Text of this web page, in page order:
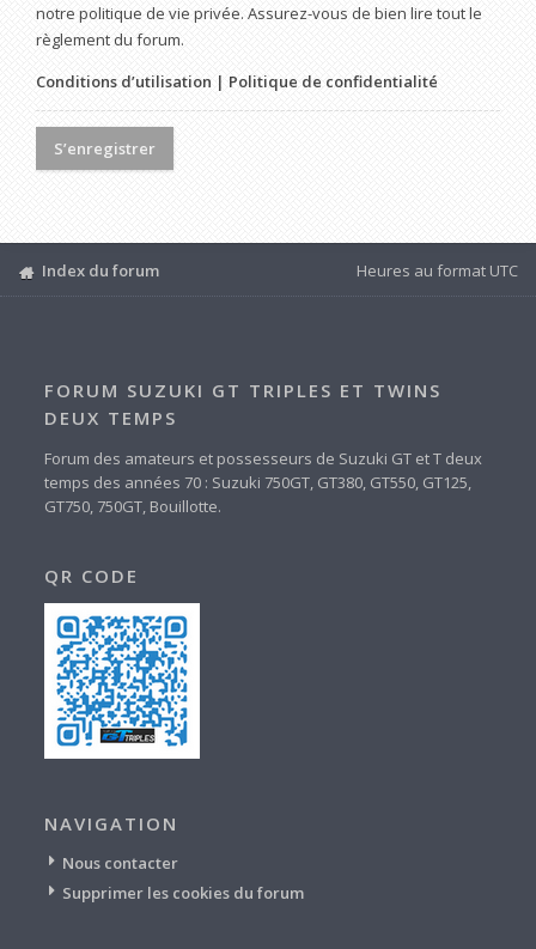
notre politique de vie privée. Assurez-vous de bien lire tout le
règlement du forum.
Conditions d’utilisation | Politique de confidentialité
S’enregistrer
Index du forum Heures au format UTC
FORUM SUZUKI GT TRIPLES ET TWINS
DEUX TEMPS
Forum des amateurs et possesseurs de Suzuki GT et T deux
temps des années 70 : Suzuki 750GT, GT380, GT550, GT125,
GT750, 750GT, Bouillotte.
QR CODE
NAVIGATION
Nous contacter
Supprimer les cookies du forum